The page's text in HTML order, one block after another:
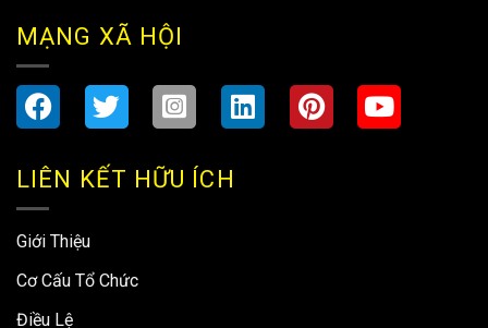
MẠNG XÃ HỘI
LIÊN KẾT HỮU ÍCH
Giới Thiệu
Cơ Cấu Tổ Chức
Điều Lệ